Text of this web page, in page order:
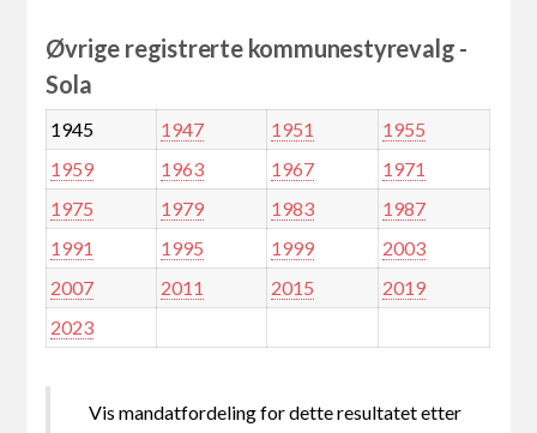
Øvrige registrerte kommunestyrevalg -
Sola
1945 1947 1951
1955
1959
1963 1967
1971
1975
1979 1983
1987
1991
1995 1999
2003
2007
2011 2015
2019
2023
Vis mandatfordeling for dette resultatet etter